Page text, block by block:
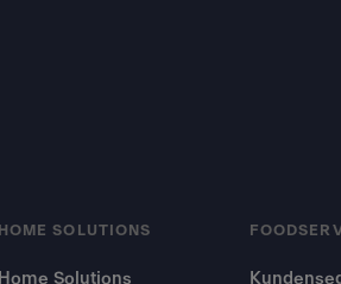
HOME SOLUTIONS
Home Solutions